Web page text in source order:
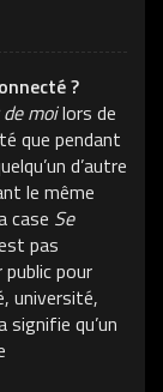
?
moilors de
que pendant
d’autre
le même
case Se
pas
pour
université,
qu’un